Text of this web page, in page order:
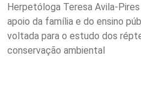
Herpetóloga Teresa Avila-
apoio da família e do ensino
voltada para o estudo dos
conservação ambiental